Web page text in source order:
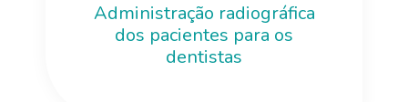
Administração radiográfica
dos pacientes para os
dentistas